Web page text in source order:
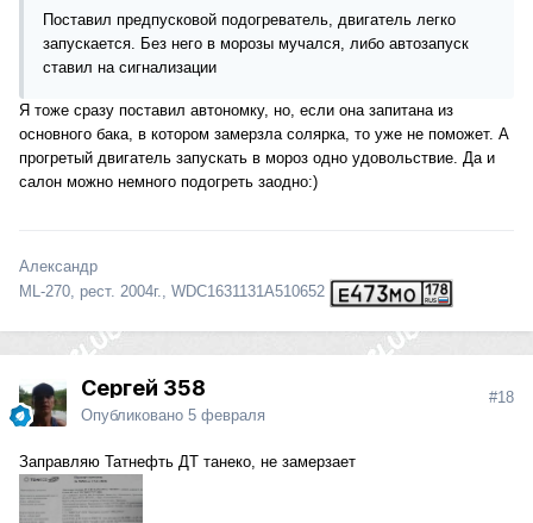
Поставил предпусковой подогреватель, двигатель легко
запускается. Без него в морозы мучался, либо автозапуск
ставил на сигнализации
Я тоже сразу поставил автономку, но, если она запитана из
основного бака, в котором замерзла солярка, то уже не поможет. А
прогретый двигатель запускать в мороз одно удовольствие. Да и
салон можно немного подогреть заодно:)
Александр
ML-270, рест. 2004г., WDC1631131A510652
Сергей 358
Опубликовано 5 февраля
#18
Заправляю Татнефть ДТ танеко, не замерзает